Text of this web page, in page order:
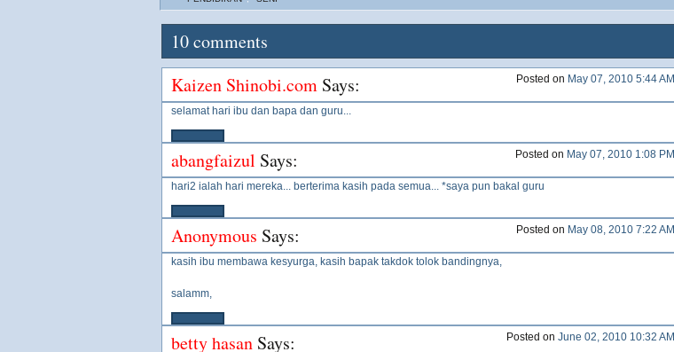
10comments
Kaizen Shinobi.com Says: Posted on May 07, 2010 5:44 AM
selamat hari ibu dan bapa dan guru...
abangfaizul Says: Posted on May 07, 2010 1:08 PM
hari2 ialah hari mereka... berterima kasih pada semua... *saya pun bakal guru
Anonymous Says: Posted on May 08, 2010 7:22 AM
kasih ibu membawa kesyurga, kasih bapak takdok tolok bandingnya,
salamm,
betty hasan Says: Posted on June 02, 2010 10:32 AM